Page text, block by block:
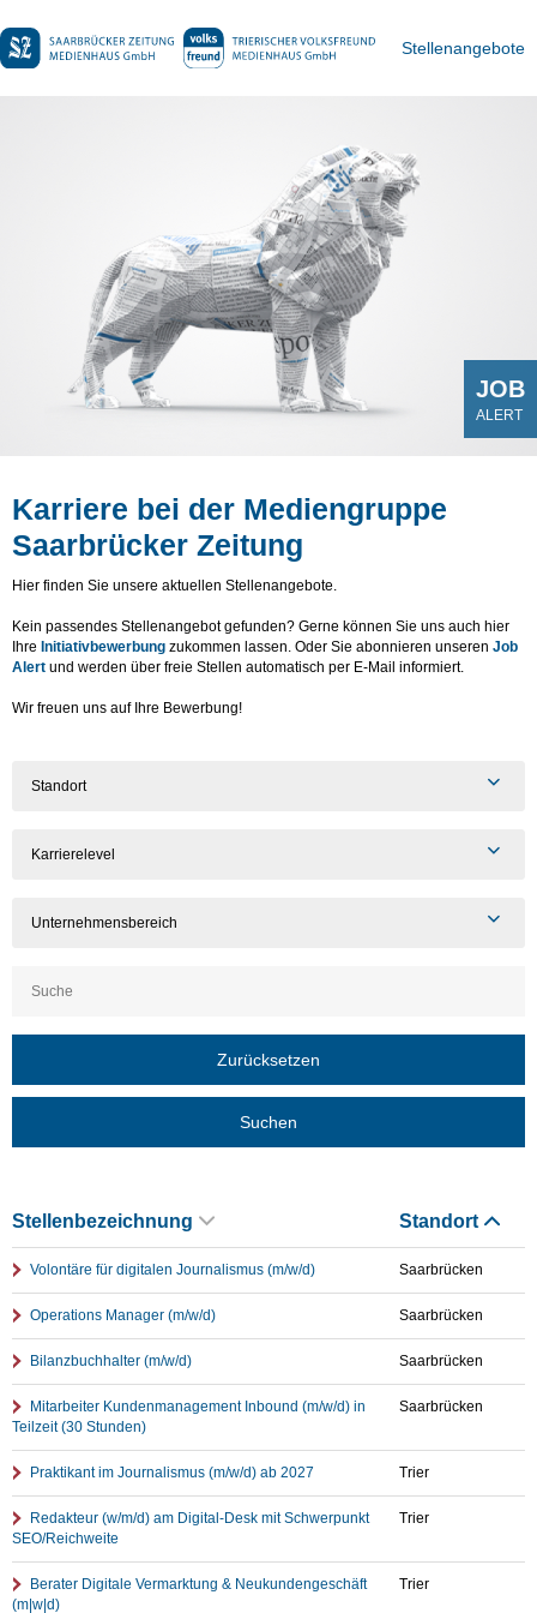
Stellenangebote
Karriere bei der Mediengruppe
Saarbrücker Zeitung
Hier finden Sie unsere aktuellen Stellenangebote.
Kein passendes Stellenangebot gefunden? Gerne können Sie uns auch hier
Ihre Initiativbewerbung zukommen lassen. Oder Sie abonnieren unseren Job
Alert und werden über freie Stellen automatisch per E-Mail informiert.
Wir freuen uns auf Ihre Bewerbung!
Standort
Karrierelevel
Unternehmensbereich
Zurücksetzen
Suchen
Stellenbezeichnung Standort
Volontäre für digitalen Journalismus (m/w/d) Saarbrücken
Operations Manager (m/w/d) Saarbrücken
Bilanzbuchhalter (m/w/d) Saarbrücken
Mitarbeiter Kundenmanagement Inbound (m/w/d) in
Teilzeit (30 Stunden)
Saarbrücken
Praktikant im Journalismus (m/w/d) ab 2027 Trier
Redakteur (w/m/d) am Digital-Desk mit Schwerpunkt
SEO/Reichweite
Trier
Berater Digitale Vermarktung & Neukundengeschäft
(m|w|d)
Trier
JOB
ALERT